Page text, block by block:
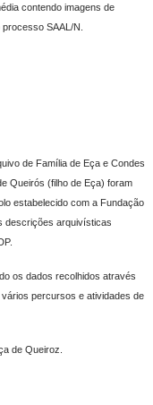
contendo imagens de
SAAL/N.
de Família de Eça e Condes
Queirós (filho de Eça) foram
estabelecido com a Fundação
descrições arquivísticas
os dados recolhidos através
percursos e atividades de
de Queiroz.